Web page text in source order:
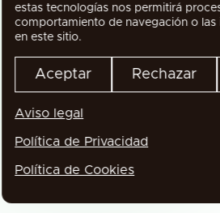
estas tecnologías nos permitirá
comportamiento de navegación o las
en este sitio.
Aceptar Rechazar
Aviso legal
Política de Privacidad
Política de Cookies